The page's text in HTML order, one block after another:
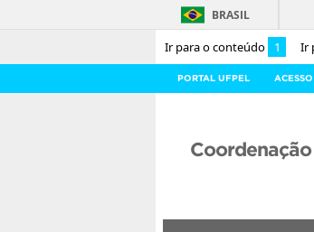
Ir para o conteúdo 1 Ir
BRASIL
PORTAL UFPEL